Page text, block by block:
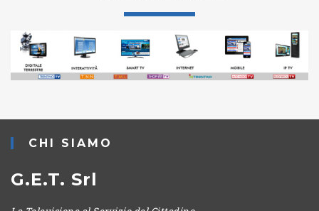
CHI SIAMO
G.E.T. Srl